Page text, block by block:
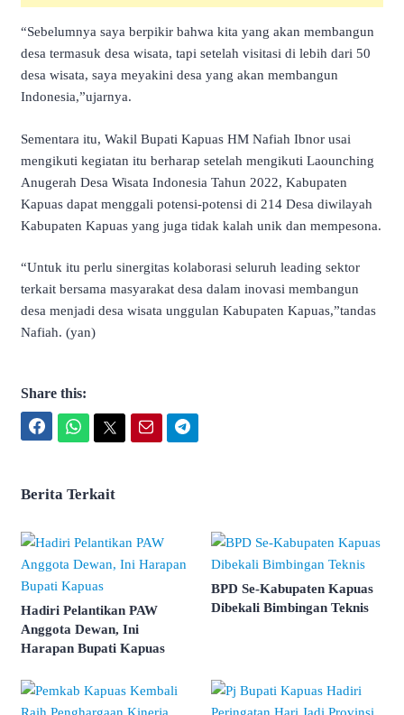
“Sebelumnya saya berpikir bahwa kita yang akan membangun
desa termasuk desa wisata, tapi setelah visitasi di lebih dari 50
desa wisata, saya meyakini desa yang akan membangun
Indonesia,”ujarnya.
Sementara itu, Wakil Bupati Kapuas HM Nafiah Ibnor usai
mengikuti kegiatan itu berharap setelah mengikuti Laounching
Anugerah Desa Wisata Indonesia Tahun 2022, Kabupaten
Kapuas dapat menggali potensi-potensi di 214 Desa diwilayah
Kabupaten Kapuas yang juga tidak kalah unik dan mempesona.
“Untuk itu perlu sinergitas kolaborasi seluruh leading sektor
terkait bersama masyarakat desa dalam inovasi membangun
desa menjadi desa wisata unggulan Kabupaten Kapuas,”tandas
Nafiah. (yan)
Share this:
Berita Terkait
Hadiri Pelantikan PAW
Anggota Dewan, Ini
Harapan Bupati Kapuas
BPD Se-Kabupaten Kapuas
Dibekali Bimbingan Teknis